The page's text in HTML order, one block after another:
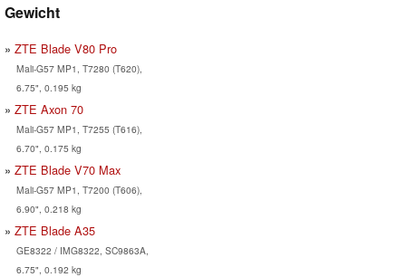
Gewicht
ZTE Blade V80 Pro
Mali-G57 MP1, T7280 (T620),
6.75", 0.195 kg
ZTE Axon 70
Mali-G57 MP1, T7255 (T616),
6.70", 0.175 kg
ZTE Blade V70 Max
Mali-G57 MP1, T7200 (T606),
6.90", 0.218 kg
ZTE Blade A35
GE8322 / IMG8322, SC9863A,
6.75", 0.192 kg